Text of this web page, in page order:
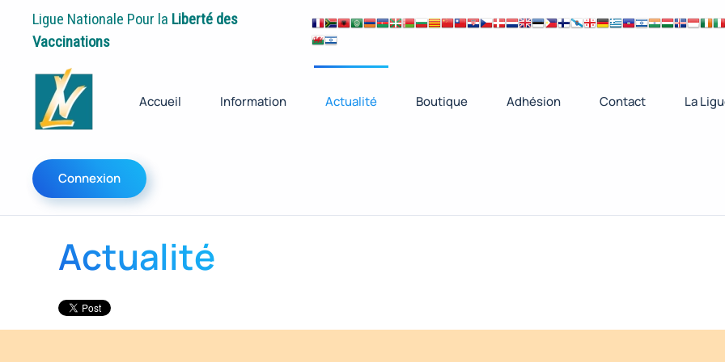
Ligue Nationale Pour la Liberté des
Vaccinations
Accueil Information Actualité Boutique Adhésion Contact La
Connexion
Actualité